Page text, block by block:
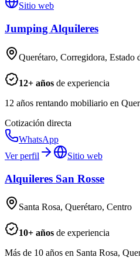
Sitio web
Jumping Alquileres
Querétaro, Corregidora, Estado
12+ años de experiencia
12 años rentando mobiliario en
Cotización directa
WhatsApp
Ver perfil
Sitio web
Alquileres San Rosse
Santa Rosa, Querétaro, Centro
10+ años de experiencia
Más de 10 años en Santa Rosa,